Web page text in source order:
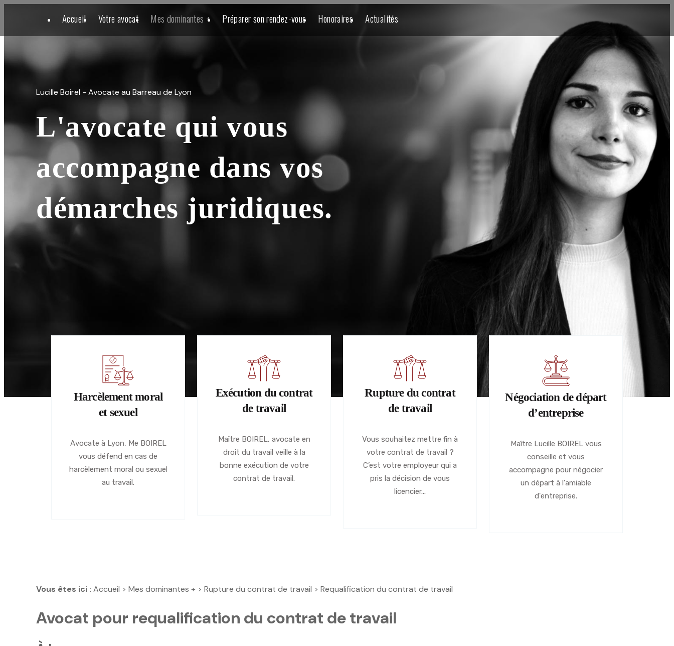
Accueil Votre avocat Mes dominantes + Préparer son rendez-vous Honoraires Actualités
Lucille Boirel - Avocate au Barreau de Lyon
L'avocate qui vous
accompagne dans vos
démarches juridiques.
Harcèlement moral
et sexuel
Avocate à Lyon, Me BOIREL
vous défend en cas de
harcèlement moral ou sexuel
au travail.
Exécution du contrat
de travail
Maître BOIREL, avocate en
droit du travail veille à la
bonne exécution de votre
contrat de travail.
Rupture du contrat
de travail
Vous souhaitez mettre fin à
votre contrat de travail ?
C’est votre employeur qui a
pris la décision de vous
licencier...
Négociation de départ
d’entreprise
Maître Lucille BOIREL vous
conseille et vous
accompagne pour négocier
un départ à l'amiable
d'entreprise.
Vous êtes ici : Accueil > Mes dominantes + > Rupture du contrat de travail > Requalification du contrat de travail
Avocat pour requalification du contrat de travail
Panneau de gestion des cookies